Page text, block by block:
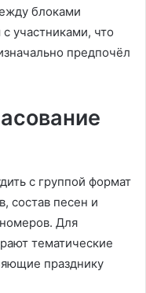
блоками
участниками, что
предпочёл
с группой формат
состав песен и
Для
тематические
празднику